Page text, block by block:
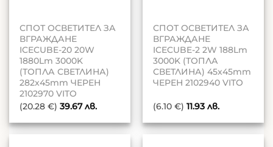
СПОТ ОСВЕТИТЕЛ ЗА
ВГРАЖДАНЕ
ICECUBE-20 20W
1880Lm 3000K
(ТОПЛА СВЕТЛИНА)
282x45mm ЧЕРЕН
2102970 VITO
(20.28 €) 39.67лв.
СПОТ ОСВЕТИТЕЛ ЗА
ВГРАЖДАНЕ
ICECUBE-2 2W 188Lm
3000K (ТОПЛА
СВЕТЛИНА) 45x45mm
ЧЕРЕН 2102940 VITO
(6.10 €) 11.93лв.